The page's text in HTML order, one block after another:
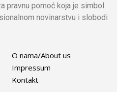
pravnu pomoć koja je simbol
novinarstvu i slobodi
O nama/About us
Impressum
Kontakt